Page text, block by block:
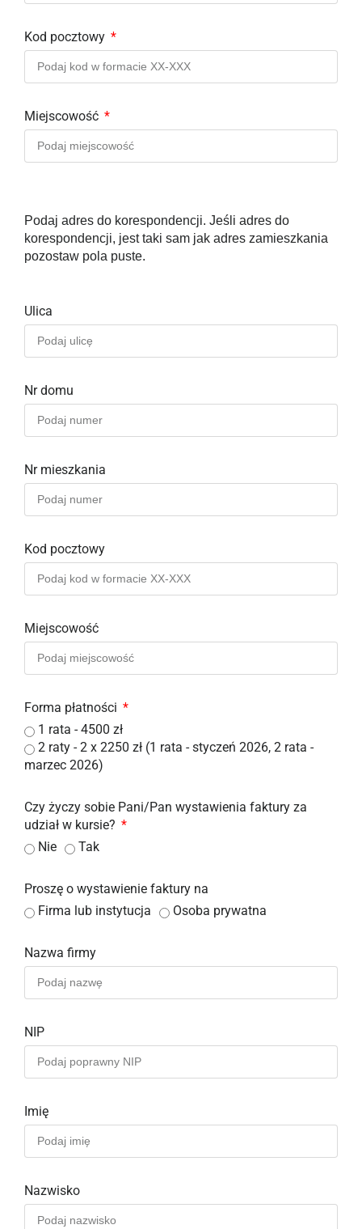
Kod pocztowy
Miejscowość
Podaj adres do korespondencji. Jeśli adres do
korespondencji, jest taki sam jak adres zamieszkania
pozostaw pola puste.
Ulica
Nr domu
Nr mieszkania
Kod pocztowy
Miejscowość
Forma płatności
1 rata - 4500 zł
2 raty - 2 x 2250 zł (1 rata - styczeń 2026, 2 rata -
marzec 2026)
Czy życzy sobie Pani/Pan wystawienia faktury za
udział w kursie?
Nie
Tak
Proszę o wystawienie faktury na
Firma lub instytucja
Osoba prywatna
Nazwa firmy
NIP
Imię
Nazwisko